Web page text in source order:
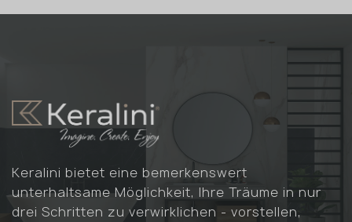
Keralini bietet eine bemerkenswert
unterhaltsame Möglichkeit, Ihre Träume in nur
drei Schritten zu verwirklichen - vorstellen,